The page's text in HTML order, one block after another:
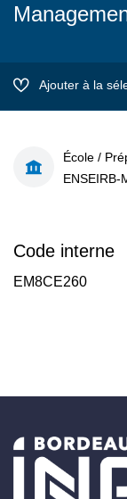
Ajouter à la
École /
ENSEIRB-
Code interne
EM8CE260